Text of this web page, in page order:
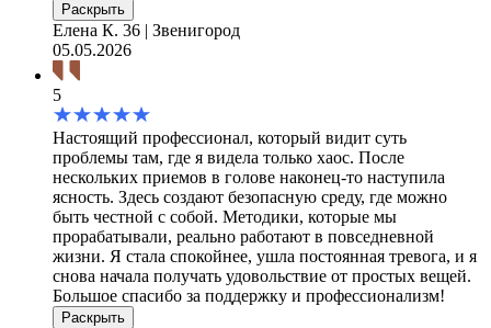
Раскрыть
Елена К. 36 | Звенигород
05.05.2026
5
Настоящий профессионал, который видит суть
проблемы там, где я видела только хаос. После
нескольких приемов в голове наконец-то наступила
ясность. Здесь создают безопасную среду, где можно
быть честной с собой. Методики, которые мы
прорабатывали, реально работают в повседневной
жизни. Я стала спокойнее, ушла постоянная тревога, и я
снова начала получать удовольствие от простых вещей.
Большое спасибо за поддержку и профессионализм!
Раскрыть